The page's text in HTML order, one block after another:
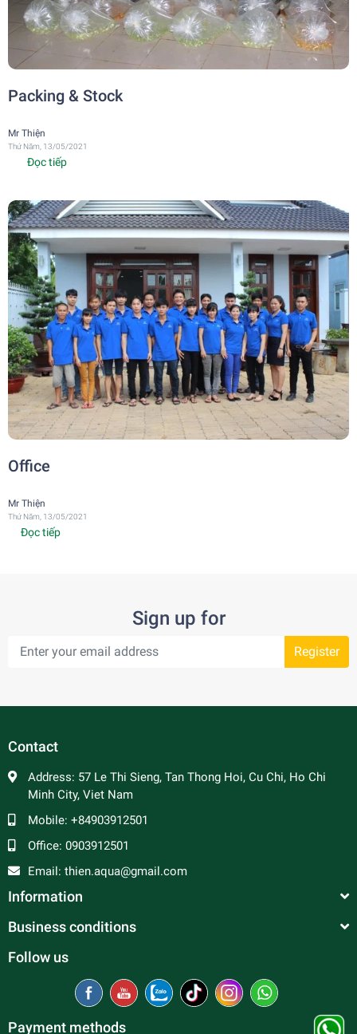
Packing & Stock
Mr Thiện
Thứ Năm, 13/05/2021
Đọc tiếp
Office
Mr Thiện
Thứ Năm, 13/05/2021
Đọc tiếp
Sign up for
Register
Contact
Address: 57 Le Thi Sieng, Tan Thong Hoi, Cu Chi, Ho Chi
Minh City, Viet Nam
Mobile: +84903912501
Office: 0903912501
Email: thien.aqua@gmail.com
Information
Business conditions
Follow us
Payment methods